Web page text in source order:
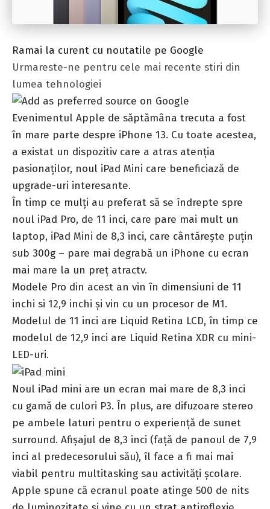
Ramai la curent cu noutatile pe Google
Urmareste-ne pentru cele mai recente stiri din
lumea tehnologiei
Evenimentul Apple de săptămâna trecuta a fost
în mare parte despre iPhone 13. Cu toate acestea,
a existat un dispozitiv care a atras atenția
pasionaților, noul iPad Mini care beneficiază de
upgrade-uri interesante.
În timp ce mulți au preferat să se îndrepte spre
noul iPad Pro, de 11 inci, care pare mai mult un
laptop, iPad Mini de 8,3 inci, care cântărește puțin
sub 300g – pare mai degrabă un iPhone cu ecran
mai mare la un preț atractv.
Modele Pro din acest an vin în dimensiuni de 11
inchi si 12,9 inchi și vin cu un procesor de M1.
Modelul de 11 inci are Liquid Retina LCD, în timp ce
modelul de 12,9 inci are Liquid Retina XDR cu mini-
LED-uri.
Noul iPad mini are un ecran mai mare de 8,3 inci
cu gamă de culori P3. În plus, are difuzoare stereo
pe ambele laturi pentru o experiență de sunet
surround. Afișajul de 8,3 inci (față de panoul de 7,9
inci al predecesorului său), îl face a fi mai mai
viabil pentru multitasking sau activități școlare.
Apple spune că ecranul poate atinge 500 de nits